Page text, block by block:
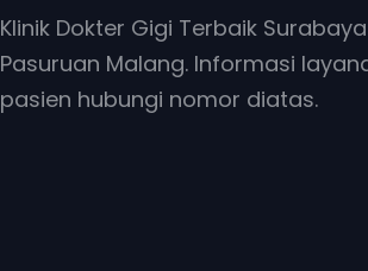
Klinik Dokter Gigi Terbaik
Pasuruan Malang. Informasi
pasien hubungi nomor diatas.